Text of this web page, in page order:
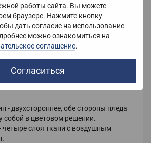
работы сайта. Вы можете
браузере. Нажмите кнопку
дать согласие на использование
можно ознакомиться на
соглашение.
Согласиться
Китай
- двухстороннее, обе стороны пледа
собой в цветовом решении.
четыре слоя ткани с воздушным